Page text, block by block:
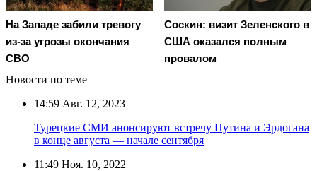
На Западе забили тревогу
из-за угрозы окончания
СВО
Соскин: визит Зеленского в
США оказался полным
провалом
Новости по теме
14:59 Авг. 12, 2023
Турецкие СМИ анонсируют встречу Путина и Эрдогана
в конце августа — начале сентября
11:49 Ноя. 10, 2022